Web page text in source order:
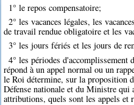
1° le repos compensatoire;
2° les vacances légales, les
de travail rendue obligatoire et les
3° les jours fériés et les jours de
4° les périodes
répond à un appel normal ou un
le Roi détermine, sur la proposition
Défense nationale et du Ministre qui
attributions, quels sont les appels et